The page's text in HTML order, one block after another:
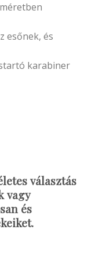
esőnek, és
karabiner
választás
vagy
és
.